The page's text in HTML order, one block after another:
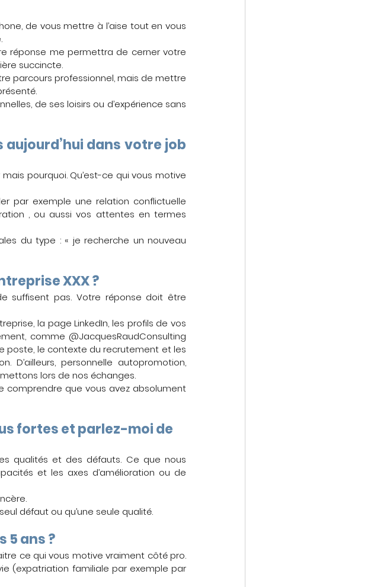
de vous mettre à l’aise tout en vous
réponse me permettra de cerner votre
succincte.
parcours professionnel, mais de mettre
de ses loisirs ou d’expérience sans
aujourd’hui dans votre job
pourquoi. Qu’est-ce qui vous motive
par exemple une relation conflictuelle
, ou aussi vos attentes en termes
du type : « je recherche un nouveau
XXX ?
suffisent pas. Votre réponse doit être
la page LinkedIn, les profils de vos
comme @JacquesRaudConsulting
poste, le contexte du recrutement et les
D’ailleurs, personnelle autopromotion,
lors de nos échanges.
comprendre que vous avez absolument
fortes et parlez-moi de
qualités et des défauts. Ce que nous
et les axes d’amélioration ou de
défaut ou qu’une seule qualité.
5 ans ?
ce qui vous motive vraiment côté pro.
(expatriation familiale par exemple par